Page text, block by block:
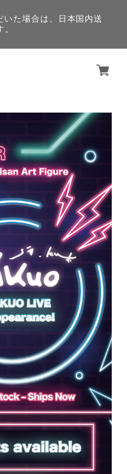
た場合は、日本国内送